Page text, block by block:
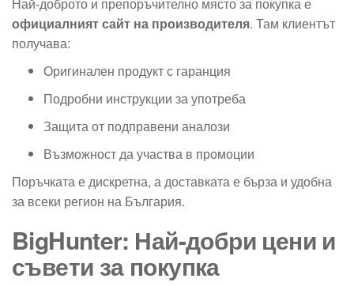
официалният сайт на производителя. Там клиентът
получава:
Оригинален продукт с гаранция
Подробни инструкции за употреба
Защита от подправени аналози
Възможност да участва в промоции
Поръчката е дискретна, а доставката е бърза и удобна
за всеки регион на България.
BigHunter: Най-добри цени и
съвети за покупка